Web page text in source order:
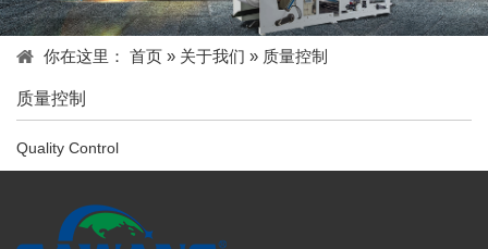
你在这里： 首页 » 关于我们 » 质量控制
质量控制
Quality Control